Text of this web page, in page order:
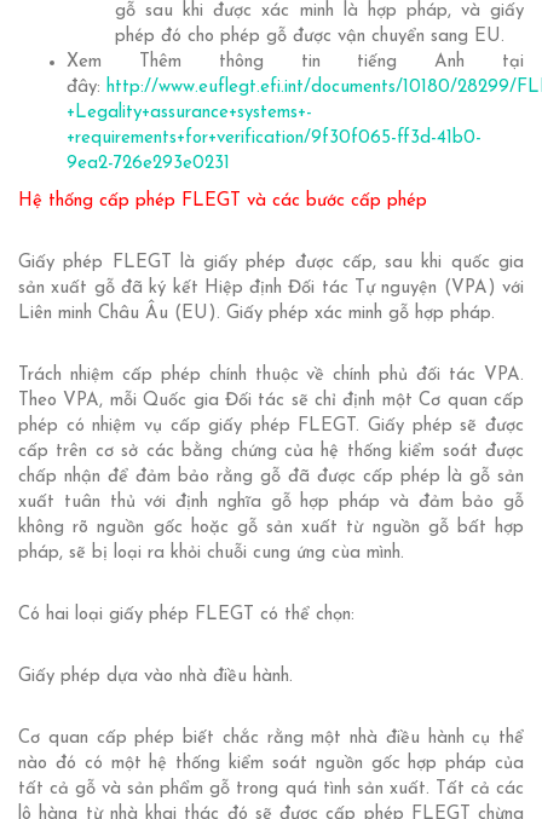
gỗ sau khi được xác minh là hợp pháp, và giấy
phép đó cho phép gỗ được vận chuyển sang EU.
Xem Thêm thông tin tiếng Anh tại
đây: http://www.euflegt.efi.int/documents/10180/28299/
+Legality+assurance+systems+-
+requirements+for+verification/9f30f065-ff3d-41b0-
9ea2-726e293e0231
Hệ thống cấp phép FLEGT và các bước cấp phép
Giấy phép FLEGT là giấy phép được cấp, sau khi quốc gia
sản xuất gỗ đã ký kết Hiệp định Đối tác Tự nguyện (VPA) với
Liên minh Châu Âu (EU). Giấy phép xác minh gỗ hợp pháp.
Trách nhiệm cấp phép chính thuộc về chính phủ đối tác VPA.
Theo VPA, mỗi Quốc gia Đối tác sẽ chỉ định một Cơ quan cấp
phép có nhiệm vụ cấp giấy phép FLEGT. Giấy phép sẽ được
cấp trên cơ sở các bằng chứng của hệ thống kiểm soát được
chấp nhận để đảm bảo rằng gỗ đã được cấp phép là gỗ sản
xuất tuân thủ với định nghĩa gỗ hợp pháp và đảm bảo gỗ
không rõ nguồn gốc hoặc gỗ sản xuất từ nguồn gỗ bất hợp
pháp, sẽ bị loại ra khỏi chuỗi cung ứng cùa mình.
Có hai loại giấy phép FLEGT có thể chọn:
Giấy phép dựa vào nhà điều hành.
Cơ quan cấp phép biết chắc rằng một nhà điều hành cụ thể
nào đó có một hệ thống kiểm soát nguồn gốc hợp pháp của
tất cả gỗ và sản phẩm gỗ trong quá tình sản xuất. Tất cả các
lô hàng từ nhà khai thác đó sẽ được cấp phép FLEGT chừng